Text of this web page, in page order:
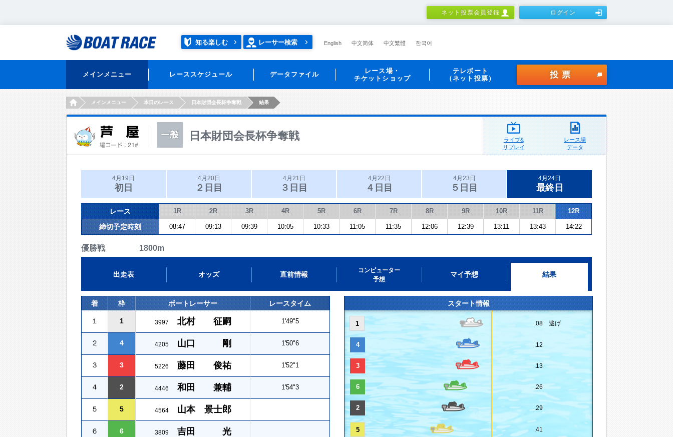
ネット投票会員登録 ログイン
知る楽しむ レーサー検索 English 中文简体 中文繁體 한국어
メインメニュー レーススケジュール データファイル
レース場・
チケットショップ
テレボート
（ネット投票）
投票
HOMEメインメニュー 本日のレース 日本財団会長杯争奪戦 結果
日本財団会長杯争奪戦
ライブ&
リプレイ
レース場
データ
4月19日
初日
4月20日
２日目
4月21日
３日目
4月22日
４日目
4月23日
５日目
4月24日
最終日
レース 1R 2R 3R 4R 5R 6R 7R 8R 9R 10R 11R 12R
締切予定時刻 08:47 09:13 09:39 10:05 10:33 11:05 11:35 12:06 12:39 13:11 13:43 14:22
優勝戦 1800m
出走表 オッズ 直前情報
コンピューター
予想
マイ予想 結果
着 枠 ボートレーサー レースタイム
１ 1 3997 北村 征嗣 1'49"5
２ 4 4205 山口 剛 1'50"6
３ 3 5226 藤田 俊祐 1'52"1
４ 2 4446 和田 兼輔 1'54"3
５ 5 4564 山本 景士郎
６ 6 3809 吉田 光
スタート情報
1 .08 逃げ
4 .12
3 .13
6 .26
2 .29
5 .41